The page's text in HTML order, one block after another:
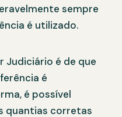
sempre
é utilizado.
Judiciário é de que
é
é possível
quantias corretas